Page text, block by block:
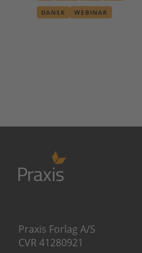
DANSK WEBINAR
Praxis Forlag A/S
CVR 41280921